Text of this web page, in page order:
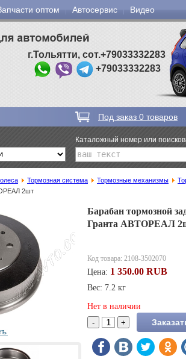
оптом Автосервис Видео
г.Тольятти, сот.+79033332283
+79033332283
Под заказ 0 товаров
Каталожный номер или
Тормозная система Тормозные механизмы
2шт
Барабан тормозной
Гранта АВТОРЕАЛ
Код товара: 2108-3502070
Цена: 1 350.00 RUB
Вес: 7.2 кг
Нет в наличии